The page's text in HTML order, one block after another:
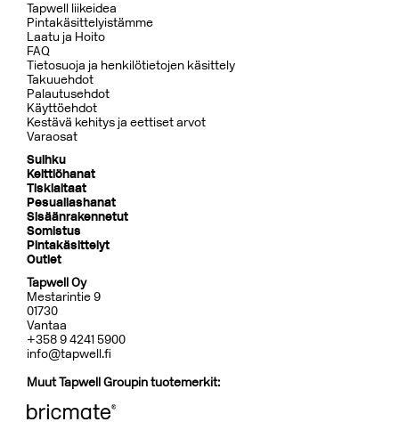
Tapwell liikeidea
Pintakäsittelyistämme
Laatu ja Hoito
FAQ
Tietosuoja ja henkilötietojen käsittely
Takuuehdot
Palautusehdot
Käyttöehdot
Kestävä kehitys ja eettiset arvot
Varaosat
Suihku
Keittiöhanat
Tiskialtaat
Pesuallashanat
Sisäänrakennetut
Somistus
Pintakäsittelyt
Outlet
Tapwell Oy
Mestarintie 9
01730
Vantaa
+358 9 4241 5900
info@tapwell.fi
Muut Tapwell Groupin tuotemerkit: